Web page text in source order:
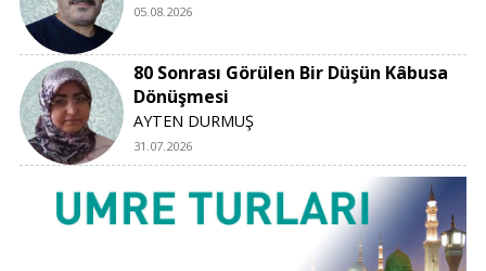
05.08.2026
80 Sonrası Görülen Bir Düşün Kâbusa
Dönüşmesi
AYTEN DURMUŞ
31.07.2026